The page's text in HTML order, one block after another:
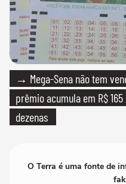
→ Mega-Sena não tem
prêmio acumula em R$
dezenas
O Terra é uma fonte de